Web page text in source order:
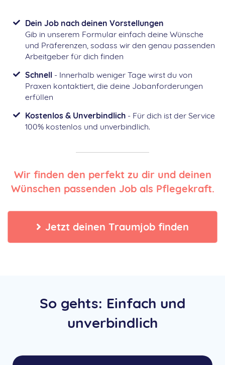
Dein Job nach deinen Vorstellungen
Gib in unserem Formular einfach deine Wünsche
und Präferenzen, sodass wir den genau passenden
Arbeitgeber für dich finden
Schnell - Innerhalb weniger Tage wirst du von
Praxen kontaktiert, die deine Jobanforderungen
erfüllen
Kostenlos & Unverbindlich - Für dich ist der Service
100% kostenlos und unverbindlich.
Wir finden den perfekt zu dir und deinen
Wünschen passenden Job als Pflegekraft.
Jetzt deinen Traumjob finden
So gehts: Einfach und
unverbindlich